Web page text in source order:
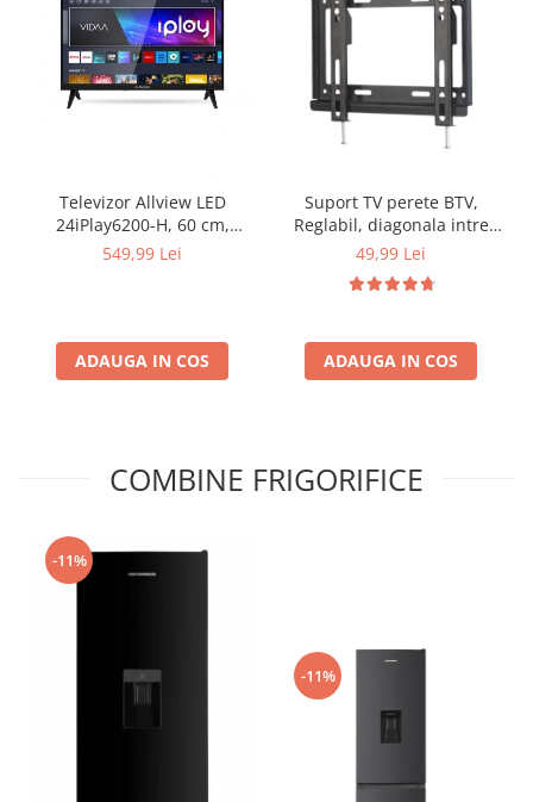
Televizor Allview LED
24iPlay6200-H, 60 cm,
Smart , HD, Clasa E - Copie
549,99 Lei
ADAUGA IN COS
Suport TV perete BTV,
Reglabil, diagonala intre
35,5 cm si 106,7 cm,
BTV-14-42 inch
49,99 Lei
ADAUGA IN COS
COMBINE FRIGORIFICE
-11%
-11%